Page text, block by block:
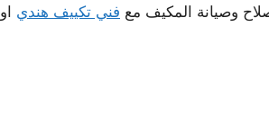
وصيانة المكيف مع فني تكييف هندي او